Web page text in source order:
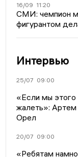
16/09 11:20
СМИ: чемпион
фигурантом
Интервью
25/07 09:00
«Если мы
жалеть»:
Орел
20/07 09:00
«Ребятам